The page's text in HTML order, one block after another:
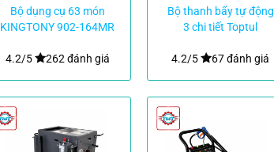
Bộ dụng cụ 63 món
KINGTONY 902-164MR
4.2/5 262 đánh giá
Bộ thanh bẩy tự động
3 chi tiết Toptul
4.2/5
67 đánh giá